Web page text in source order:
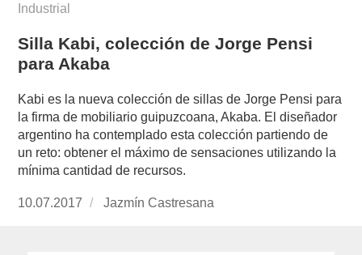
Industrial
Silla Kabi, colección de Jorge Pensi
para Akaba
Kabi es la nueva colección de sillas de Jorge Pensi para
la firma de mobiliario guipuzcoana, Akaba. El diseñador
argentino ha contemplado esta colección partiendo de
un reto: obtener el máximo de sensaciones utilizando la
mínima cantidad de recursos.
Publicado
10.07.2017
https://www.experimenta.es/author/jazmin-
Jazmín Castresana